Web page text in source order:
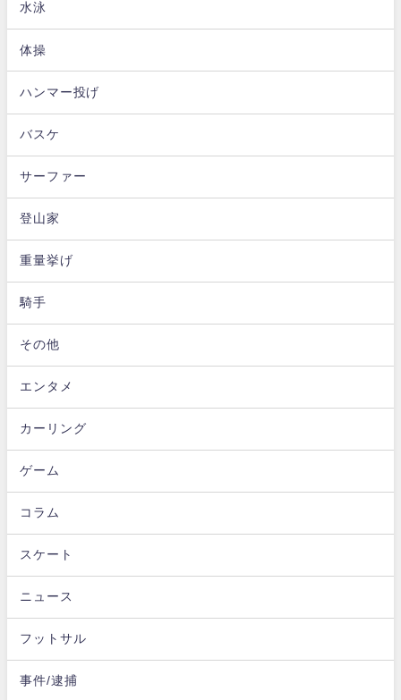
水泳
体操
ハンマー投げ
バスケ
サーファー
登山家
重量挙げ
騎手
その他
エンタメ
カーリング
ゲーム
コラム
スケート
ニュース
フットサル
事件/逮捕